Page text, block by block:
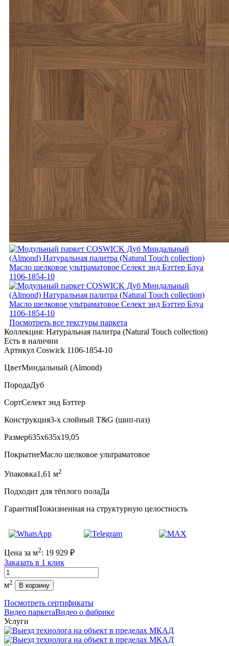
Посмотреть все текстуры паркета
Коллекция: Натуральная палитра (Natural Touch collection)
Есть в наличии
Артикул Coswick 1106-1854-10
ЦветМиндальный (Almond)
ПородаДуб
СортСелект энд Бэттер
Конструкция3-х слойный T&G (шип-паз)
Размер635x635x19,05
ПокрытиеМасло шелковое ультраматовое
Упаковка1,61 м2
Подходит для тёплого полаДа
ГарантияПожизненная на структурную целостность
Цена за м2: 19 929 ₽
Заказать в 1 клик
Количество
м2 В корзину
Посмотреть сертификаты
Видео паркетаВидео о фабрике
Услуги